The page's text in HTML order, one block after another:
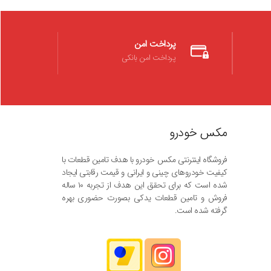
پرداخت امن
پرداخت امن بانکی
مکس خودرو
فروشگاه اینترنتی مکس خودرو با هدف تامین قطعات با
کیفیت خودروهای چینی و ایرانی و قیمت رقابتی ایجاد
شده است که برای تحقق این هدف از تجربه ۱۰ ساله
فروش و تامین قطعات یدکی بصورت حضوری بهره
گرفته شده است.